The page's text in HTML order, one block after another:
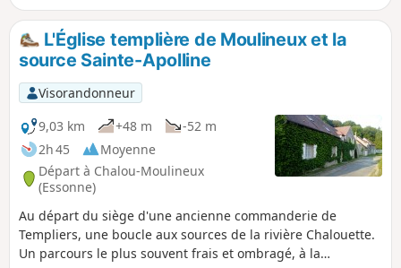
L'Église templière de Moulineux et la
source Sainte-Apolline
Visorandonneur
9,03 km
+48 m
-52 m
2h 45
Moyenne
Départ à Chalou-Moulineux
(Essonne)
Au départ du siège d'une ancienne commanderie de
Templiers, une boucle aux sources de la rivière Chalouette.
Un parcours le plus souvent frais et ombragé, à la